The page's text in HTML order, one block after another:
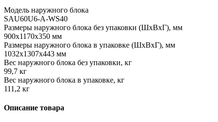
Модель наружного блока
SAU60U6-A-WS40
Размеры наружного блока без упаковки (ШхВхГ), мм
900x1170x350 мм
Размеры наружного блока в упаковке (ШхВхГ), мм
1032x1307x443 мм
Вес наружного блока без упаковки, кг
99,7 кг
Вес наружного блока в упаковке, кг
111,2 кг
Описание товара